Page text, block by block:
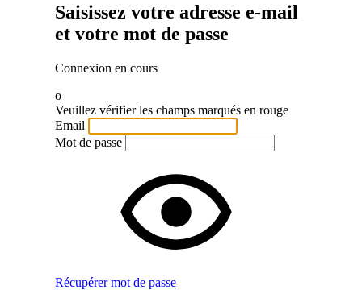
Saisissez votre adresse e-mail
et votre mot de passe
Connexion en cours
o
Veuillez vérifier les champs marqués en rouge
Email
Mot de passe
Récupérer mot de passe